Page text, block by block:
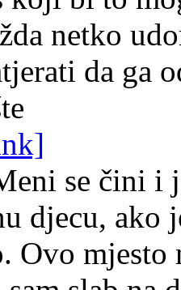
netko
da ga
se čini i
djecu, ako
Ovo